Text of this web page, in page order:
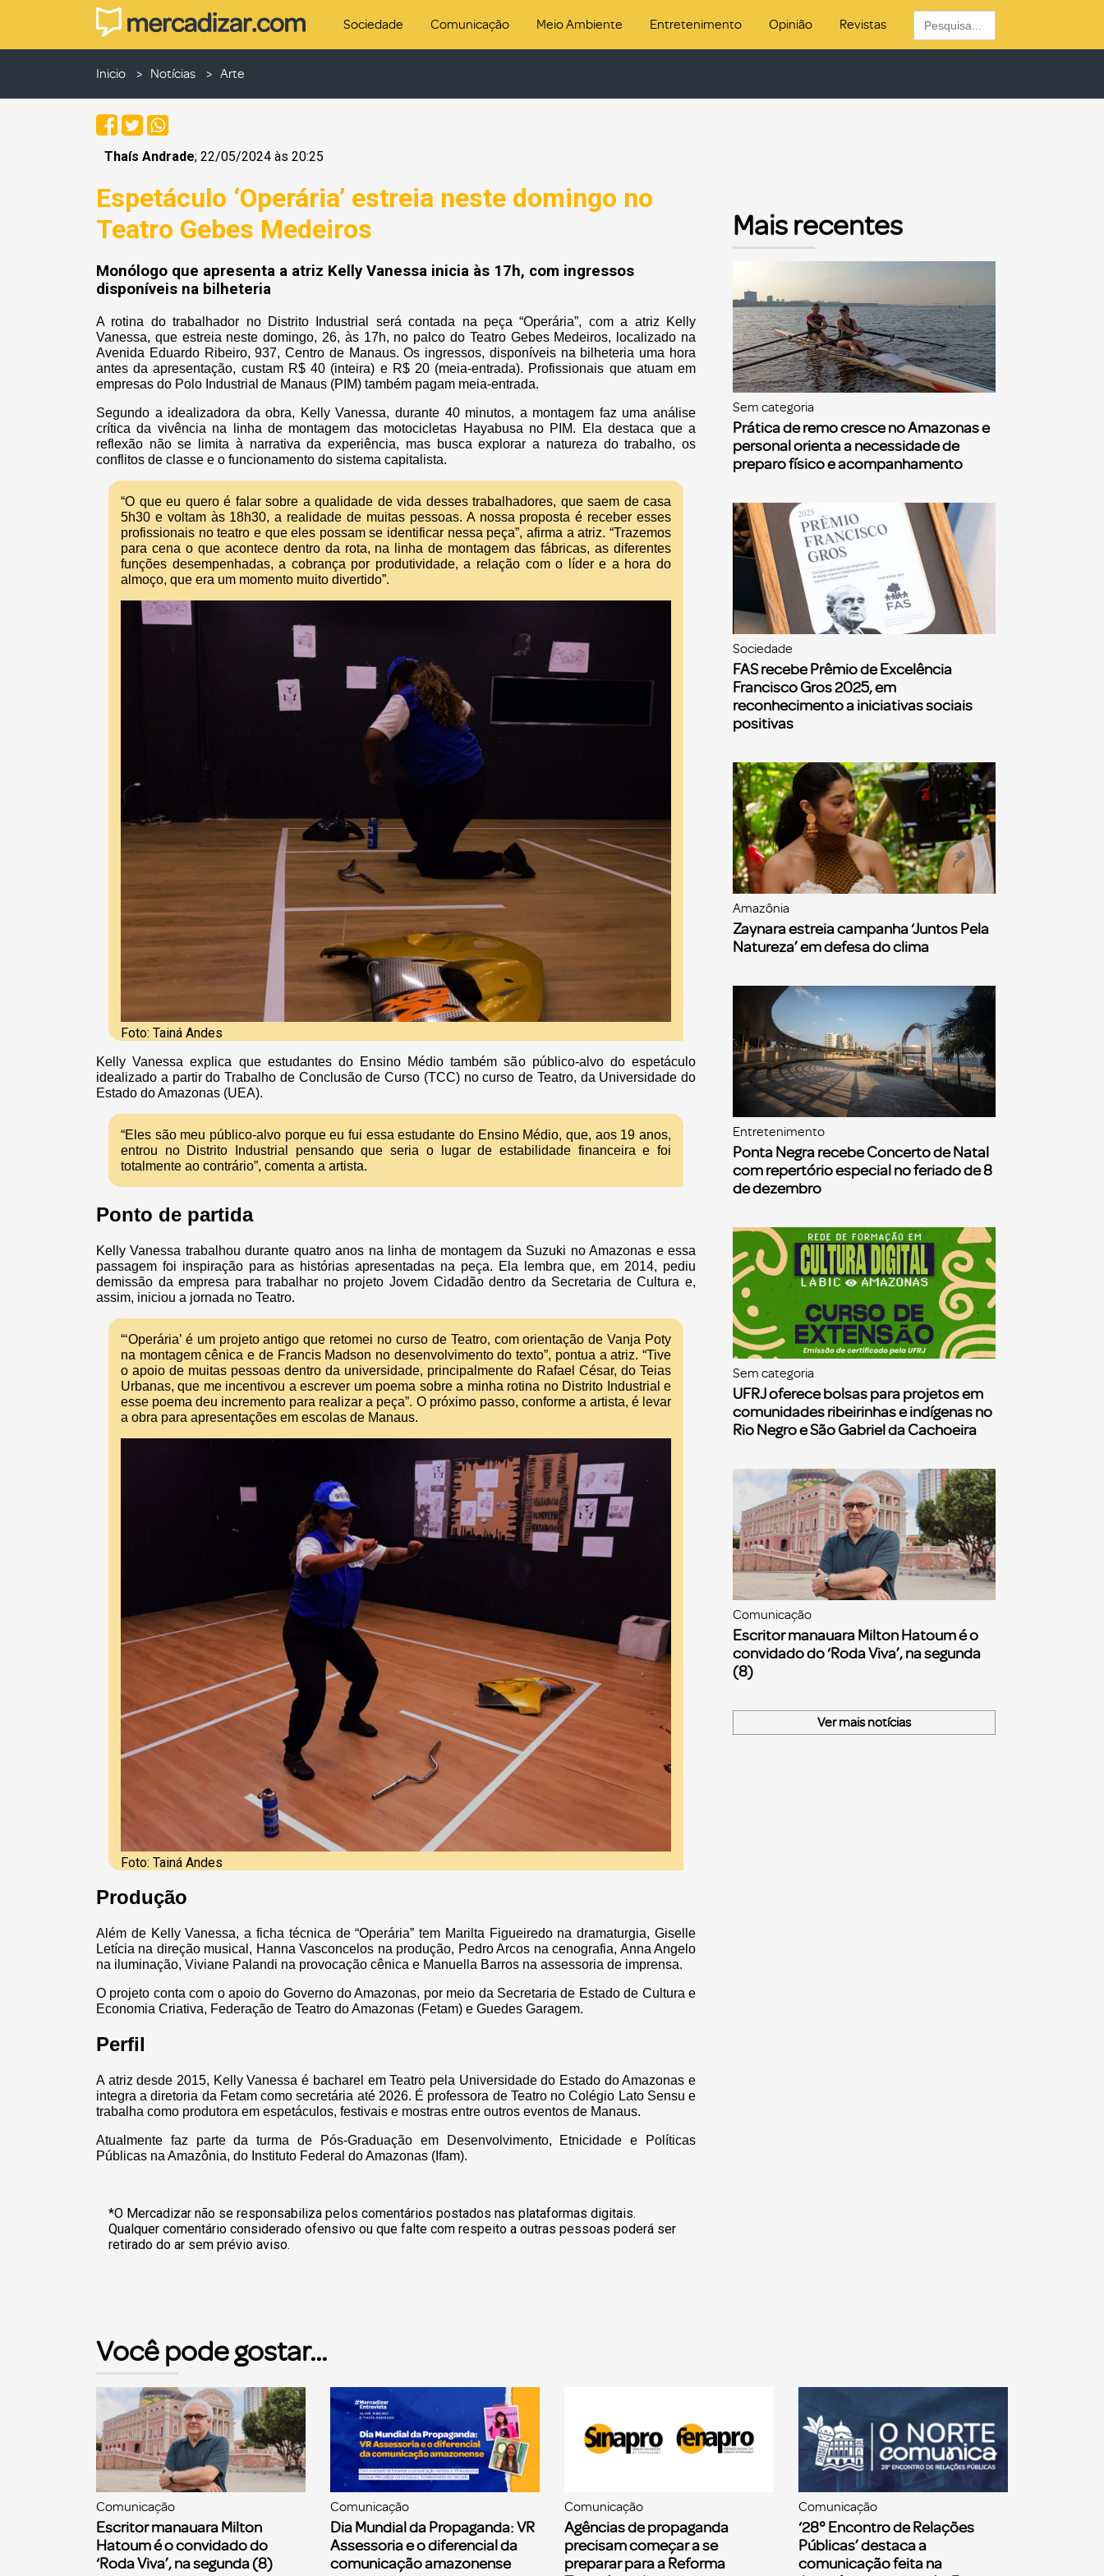
Sociedade Comunicação Meio Ambiente Entretenimento Opinião Revistas
Search
for:
Inicio Notícias Arte
Thaís Andrade; 22/05/2024 às 20:25
Espetáculo ‘Operária’ estreia neste domingo no
Teatro Gebes Medeiros
Monólogo que apresenta a atriz Kelly Vanessa inicia às 17h, com ingressos
disponíveis na bilheteria
A rotina do trabalhador no Distrito Industrial será contada na peça “Operária”, com a atriz Kelly
Vanessa, que estreia neste domingo, 26, às 17h, no palco do Teatro Gebes Medeiros, localizado na
Avenida Eduardo Ribeiro, 937, Centro de Manaus. Os ingressos, disponíveis na bilheteria uma hora
antes da apresentação, custam R$ 40 (inteira) e R$ 20 (meia-entrada). Profissionais que atuam em
empresas do Polo Industrial de Manaus (PIM) também pagam meia-entrada.
Segundo a idealizadora da obra, Kelly Vanessa, durante 40 minutos, a montagem faz uma análise
crítica da vivência na linha de montagem das motocicletas Hayabusa no PIM. Ela destaca que a
reflexão não se limita à narrativa da experiência, mas busca explorar a natureza do trabalho, os
conflitos de classe e o funcionamento do sistema capitalista.
“O que eu quero é falar sobre a qualidade de vida desses trabalhadores, que saem de casa
5h30 e voltam às 18h30, a realidade de muitas pessoas. A nossa proposta é receber esses
profissionais no teatro e que eles possam se identificar nessa peça”, afirma a atriz. “Trazemos
para cena o que acontece dentro da rota, na linha de montagem das fábricas, as diferentes
funções desempenhadas, a cobrança por produtividade, a relação com o líder e a hora do
almoço, que era um momento muito divertido”.
Foto: Tainá Andes
Kelly Vanessa explica que estudantes do Ensino Médio também são público-alvo do espetáculo
idealizado a partir do Trabalho de Conclusão de Curso (TCC) no curso de Teatro, da Universidade do
Estado do Amazonas (UEA).
“Eles são meu público-alvo porque eu fui essa estudante do Ensino Médio, que, aos 19 anos,
entrou no Distrito Industrial pensando que seria o lugar de estabilidade financeira e foi
totalmente ao contrário”, comenta a artista.
Ponto de partida
Kelly Vanessa trabalhou durante quatro anos na linha de montagem da Suzuki no Amazonas e essa
passagem foi inspiração para as histórias apresentadas na peça. Ela lembra que, em 2014, pediu
demissão da empresa para trabalhar no projeto Jovem Cidadão dentro da Secretaria de Cultura e,
assim, iniciou a jornada no Teatro.
“‘Operária’ é um projeto antigo que retomei no curso de Teatro, com orientação de Vanja Poty
na montagem cênica e de Francis Madson no desenvolvimento do texto”, pontua a atriz. “Tive
o apoio de muitas pessoas dentro da universidade, principalmente do Rafael César, do Teias
Urbanas, que me incentivou a escrever um poema sobre a minha rotina no Distrito Industrial e
esse poema deu incremento para realizar a peça”. O próximo passo, conforme a artista, é levar
a obra para apresentações em escolas de Manaus.
Foto: Tainá Andes
Produção
Além de Kelly Vanessa, a ficha técnica de “Operária” tem Marilta Figueiredo na dramaturgia, Giselle
Letícia na direção musical, Hanna Vasconcelos na produção, Pedro Arcos na cenografia, Anna Angelo
na iluminação, Viviane Palandi na provocação cênica e Manuella Barros na assessoria de imprensa.
O projeto conta com o apoio do Governo do Amazonas, por meio da Secretaria de Estado de Cultura e
Economia Criativa, Federação de Teatro do Amazonas (Fetam) e Guedes Garagem.
Perfil
A atriz desde 2015, Kelly Vanessa é bacharel em Teatro pela Universidade do Estado do Amazonas e
integra a diretoria da Fetam como secretária até 2026. É professora de Teatro no Colégio Lato Sensu e
trabalha como produtora em espetáculos, festivais e mostras entre outros eventos de Manaus.
Atualmente faz parte da turma de Pós-Graduação em Desenvolvimento, Etnicidade e Políticas
Públicas na Amazônia, do Instituto Federal do Amazonas (Ifam).
*O Mercadizar não se responsabiliza pelos comentários postados nas plataformas digitais.
Qualquer comentário considerado ofensivo ou que falte com respeito a outras pessoas poderá ser
retirado do ar sem prévio aviso.
Mais recentes
Sem categoria
Prática de remo cresce no Amazonas e
personal orienta a necessidade de
preparo físico e acompanhamento
Sociedade
FAS recebe Prêmio de Excelência
Francisco Gros 2025, em
reconhecimento a iniciativas sociais
positivas
Amazônia
Zaynara estreia campanha ‘Juntos Pela
Natureza’ em defesa do clima
Entretenimento
Ponta Negra recebe Concerto de Natal
com repertório especial no feriado de 8
de dezembro
Sem categoria
UFRJ oferece bolsas para projetos em
comunidades ribeirinhas e indígenas no
Rio Negro e São Gabriel da Cachoeira
Comunicação
Escritor manauara Milton Hatoum é o
convidado do ‘Roda Viva’, na segunda
(8)
Ver mais notícias
Você pode gostar...
Comunicação
Escritor manauara Milton
Hatoum é o convidado do
‘Roda Viva’, na segunda (8)
Comunicação
Dia Mundial da Propaganda: VR
Assessoria e o diferencial da
comunicação amazonense
Comunicação
Agências de propaganda
precisam começar a se
preparar para a Reforma
Comunicação
‘28° Encontro de Relações
Públicas’ destaca a
comunicação feita na